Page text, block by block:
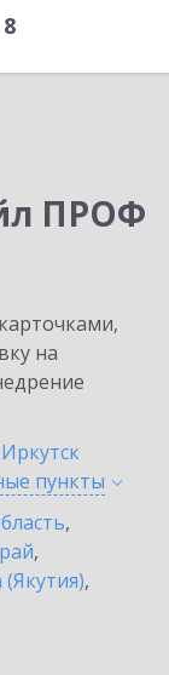
ПРОФ
на
Иркутск
пункты
,
,
(Якутия),